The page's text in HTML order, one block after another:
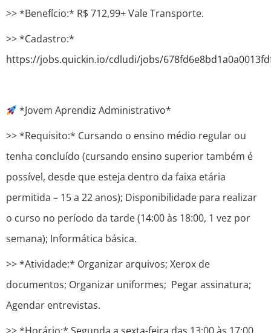
>> *Benefício:* R$ 712,99+ Vale Transporte.
>> *Cadastro:*
https://jobs.quickin.io/cdludi/jobs/
*Jovem Aprendiz Administrativo*
>> *Requisito:* Cursando o ensino médio regular ou
tenha concluído (cursando ensino superior também é
possível, desde que esteja dentro da faixa etária
permitida – 15 a 22 anos); Disponibilidade para realizar
o curso no período da tarde (14:00 às 18:00, 1 vez por
semana); Informática básica.
>> *Atividade:* Organizar arquivos; Xerox de
documentos; Organizar uniformes; Pegar assinatura;
Agendar entrevistas.